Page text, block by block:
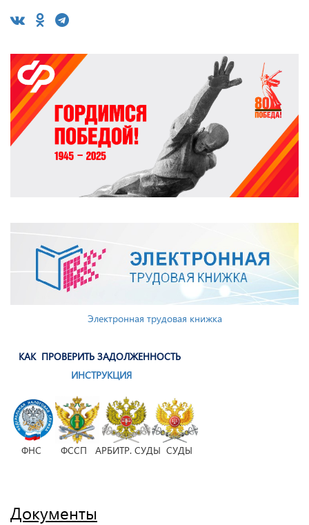
Электронная трудовая книжка
КАК ПРОВЕРИТЬ ЗАДОЛЖЕННОСТЬ
ИНСТРУКЦИЯ
ФНС ФССП АРБИТР. СУДЫ СУДЫ
Документы